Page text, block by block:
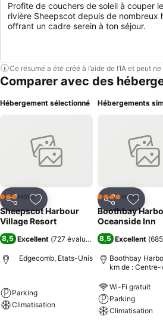
Profite de couchers de soleil à couper
rivière Sheepscot depuis de nombreux
offrant un cadre serein à ton séjour.
Ce résumé a été créé à l’aide de l’IA et peut
Comparer avec des
Hébergement sélectionné
PartagerAjouter à mes favoris
3 ÉtoilesHôtel
Sheepscot Harbour
Village Resort
8,5 Excellent (727 évaluations)
Edgecomb, Etats-Unis
Parking
Climatisation
Hébergements
Partager
4 ÉtoilesHôtel
Boothbay
Oceanside Inn
8,5 Excellent (
Boothbay
km de :
Wi-Fi gratuit
Parking
Climatisation